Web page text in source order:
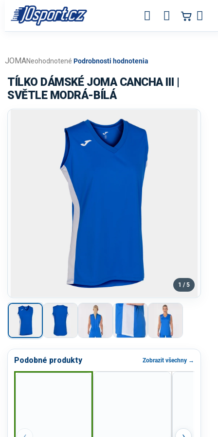
obsah
Priemerné
produktu
je
0,0
Neohodnotené Podrobnosti hodnotenia
JOMA
TÍLKO DÁMSKÉ JOMA CANCHA III |
SVĚTLE MODRÁ-BÍLÁ
1 / 5
Podobné produkty Zobrazit všechny →